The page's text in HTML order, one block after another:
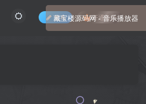
发布 开通会员